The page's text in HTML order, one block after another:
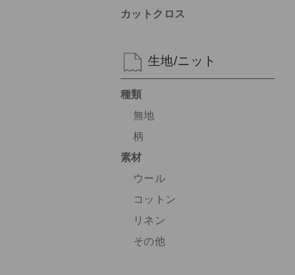
カットクロス
生地/ニット
種類
無地
柄
素材
ウール
コットン
リネン
その他